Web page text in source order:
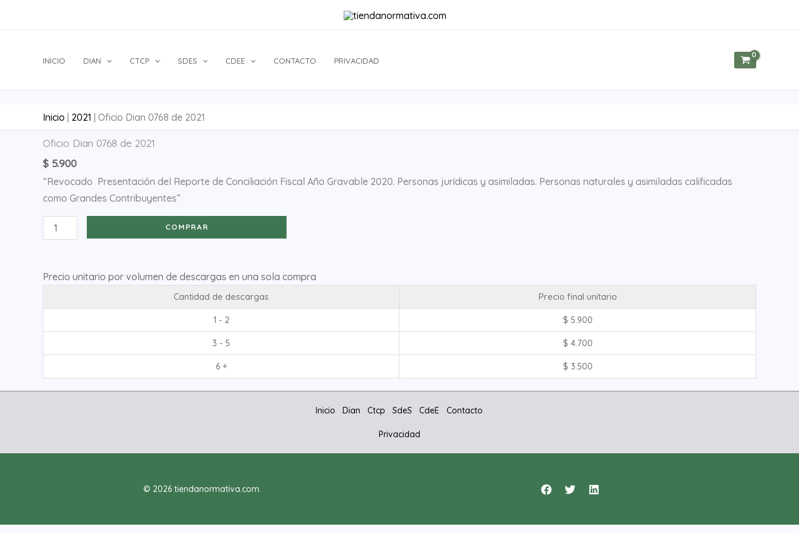
INICIO DIAN CTCP SDES CDEE CONTACTO PRIVACIDAD
Inicio 2021 Oficio Dian 0768 de 2021
Oficio Dian 0768 de 2021
$ 5.900
“Revocado Presentación del Reporte de Conciliación Fiscal Año Gravable 2020. Personas jurídicas y asimiladas. Personas naturales y asimiladas calificadas
como Grandes Contribuyentes”
Oficio
0768
de
2021
cantidad
COMPRAR
Precio unitario por volumen de descargas en una sola compra
Cantidad de descargas Precio final unitario
1 - 2 $ 5.900
3 - 5 $ 4.700
6 + $ 3.500
Inicio Dian Ctcp SdeS CdeE Contacto
Privacidad
© 2026 tiendanormativa.com.